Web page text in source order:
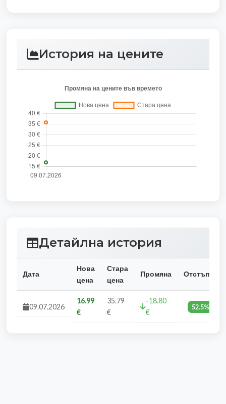
История на цените
Детайлна история
Дата
Нова
цена
Стара
цена
Промяна Отстъпка
09.07.2026
16.99
€
35.79
€
-18.80
€
52.5%